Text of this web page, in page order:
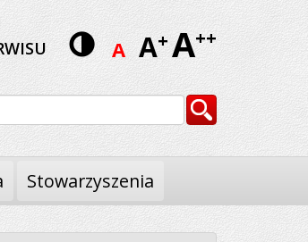
A A+A++
Wersja
kontrastowa
Szukaj
Stowarzyszenia